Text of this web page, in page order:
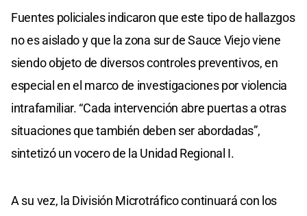
Fuentes policiales indicaron que este tipo de hallazgos
no es aislado y que la zona sur de Sauce Viejo viene
siendo objeto de diversos controles preventivos, en
especial en el marco de investigaciones por violencia
intrafamiliar. “Cada intervención abre puertas a otras
situaciones que también deben ser abordadas”,
sintetizó un vocero de la Unidad Regional I.
A su vez, la División Microtráfico continuará con los